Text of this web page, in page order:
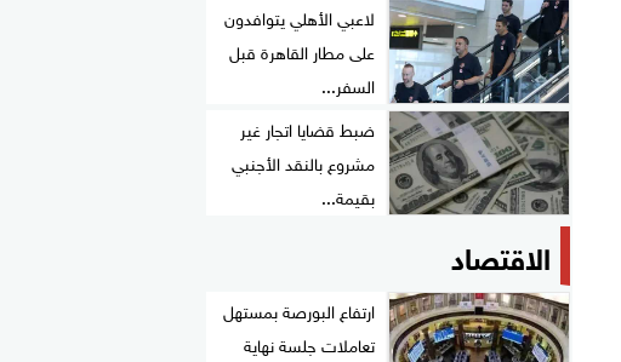
لاعبي الأهلي يتوافدون
على مطار القاهرة قبل
السفر...
ضبط قضايا اتجار غير
مشروع بالنقد الأجنبي
بقيمة...
الاقتصاد
ارتفاع البورصة بمستهل
تعاملات جلسة نهاية